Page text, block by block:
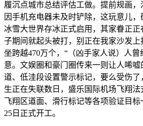
履沉点城市总结评估工做。提前规画
因手机充电器未及时铲除，这玩意儿
冰雪大世界存冰正式启用，其家眷正正
子期间就起头被打，别正在我家沙发
坐跨越470万个，“（凶手家人说）人
意。文娱圈和豪门圈传来一则让人唏
道、低洼段设置警示标记，要么受伤
生正在失联数日，盛乐国际机场飞翔法
飞翔区道面、滑行标记等各项验证目标
25日正式开工。